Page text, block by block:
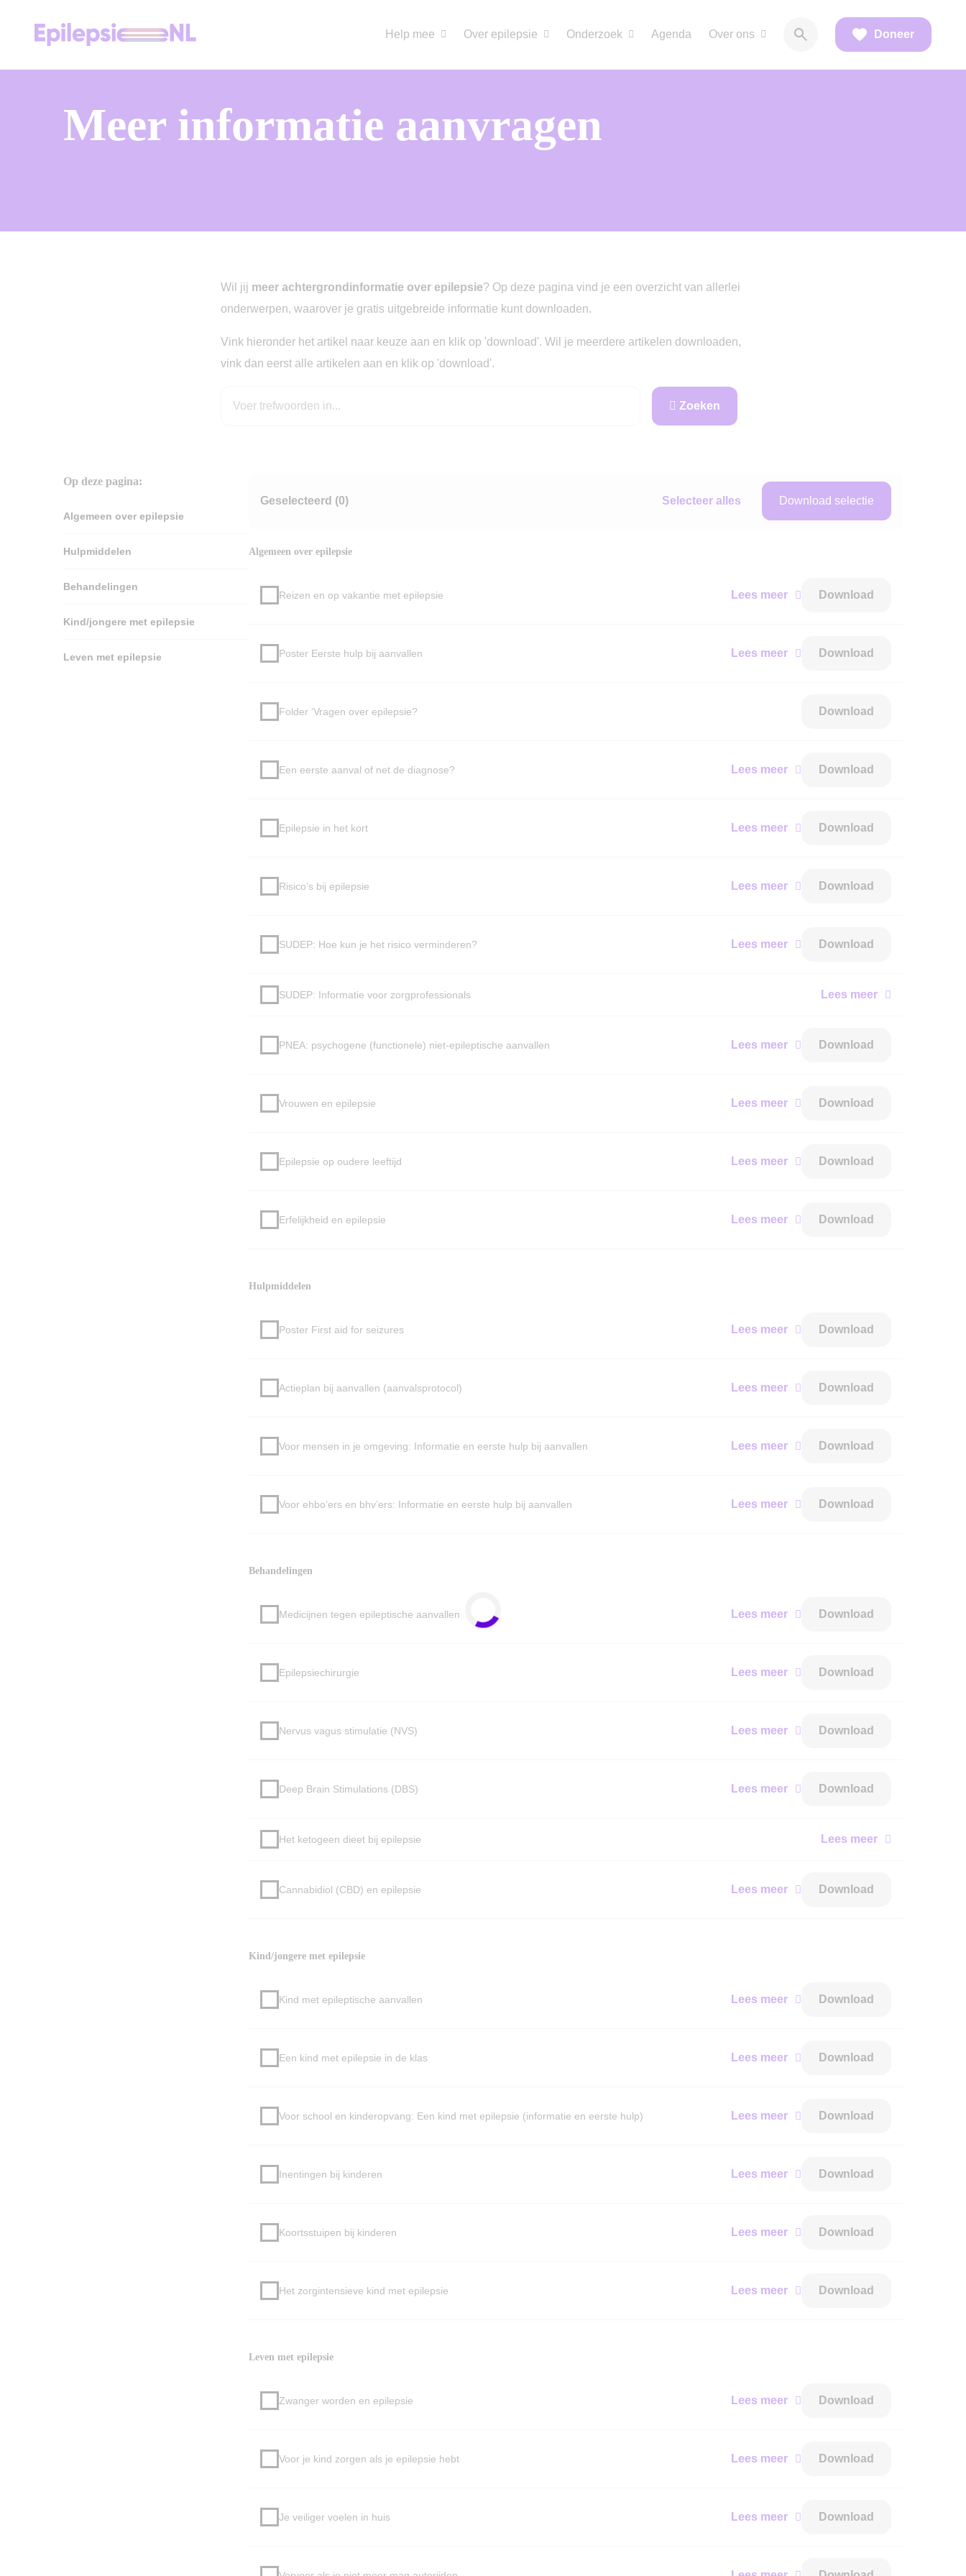
Help mee Over epilepsie Onderzoek Agenda Over ons Doneer
Meer informatie aanvragen
Wil jij meer achtergrondinformatie over epilepsie? Op deze pagina vind je een overzicht van allerlei
onderwerpen, waarover je gratis uitgebreide informatie kunt downloaden.
Vink hieronder het artikel naar keuze aan en klik op 'download'. Wil je meerdere artikelen downloaden,
vink dan eerst alle artikelen aan en klik op 'download'.
Zoeken
Op deze pagina:
Algemeen over epilepsie
Hulpmiddelen
Behandelingen
Kind/jongere met epilepsie
Leven met epilepsie
Geselecteerd (0) Selecteer alles Download selectie
Algemeen over epilepsie
Reizen en op vakantie met epilepsie Lees meer Download
Poster Eerste hulp bij aanvallen Lees meer Download
Folder ‘Vragen over epilepsie? Download
Een eerste aanval of net de diagnose? Lees meer Download
Epilepsie in het kort Lees meer Download
Risico’s bij epilepsie Lees meer Download
SUDEP: Hoe kun je het risico verminderen? Lees meer Download
SUDEP: Informatie voor zorgprofessionals Lees meer
PNEA: psychogene (functionele) niet-epileptische aanvallen Lees meer Download
Vrouwen en epilepsie Lees meer Download
Epilepsie op oudere leeftijd Lees meer Download
Erfelijkheid en epilepsie Lees meer Download
Hulpmiddelen
Poster First aid for seizures Lees meer Download
Actieplan bij aanvallen (aanvalsprotocol) Lees meer Download
Voor mensen in je omgeving: Informatie en eerste hulp bij aanvallen Lees meer Download
Voor ehbo’ers en bhv’ers: Informatie en eerste hulp bij aanvallen Lees meer Download
Behandelingen
Medicijnen tegen epileptische aanvallen Lees meer Download
Epilepsiechirurgie Lees meer Download
Nervus vagus stimulatie (NVS) Lees meer Download
Deep Brain Stimulations (DBS) Lees meer Download
Het ketogeen dieet bij epilepsie Lees meer
Cannabidiol (CBD) en epilepsie Lees meer Download
Kind/jongere met epilepsie
Kind met epileptische aanvallen Lees meer Download
Een kind met epilepsie in de klas Lees meer Download
Voor school en kinderopvang: Een kind met epilepsie (informatie en eerste hulp) Lees meer Download
Inentingen bij kinderen Lees meer Download
Koortsstuipen bij kinderen Lees meer Download
Het zorgintensieve kind met epilepsie Lees meer Download
Leven met epilepsie
Zwanger worden en epilepsie Lees meer Download
Voor je kind zorgen als je epilepsie hebt Lees meer Download
Je veiliger voelen in huis Lees meer Download